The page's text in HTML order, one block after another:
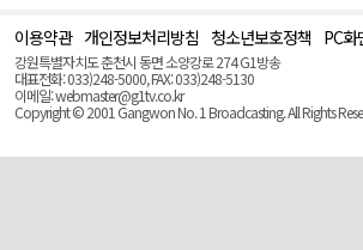
이용약관 개인정보처리방침 청소년보호정책 PC화
강원특별자치도 춘천시 동면 소양강로 274 G1방송
대표전화: 033)248-5000, FAX: 033)248-5130
이메일: webmaster@g1tv.co.kr
Copyright © 2001 Gangwon No. 1 Broadcasting. All Rights